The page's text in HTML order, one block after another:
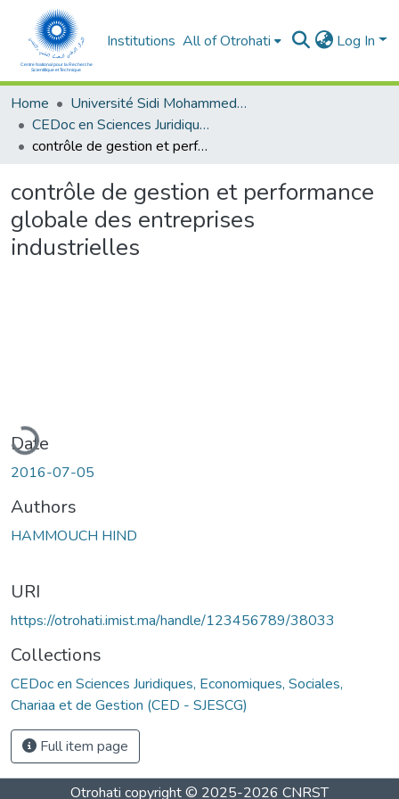
Institutions All of Otrohati Log In
Home
Université Sidi Mohammed Ben Abdellah - Fès
CEDoc en Sciences Juridiques, Economiques, Sociales, Chariaa et de Gestion (CED - SJESCG)
contrôle de gestion et performance globale des entreprises industrielles
contrôle de gestion et performance
globale des entreprises
industrielles
Date
2016-07-05
Authors
HAMMOUCH HIND
URI
https://otrohati.imist.ma/handle/123456789/38033
Collections
CEDoc en Sciences Juridiques, Economiques, Sociales,
Chariaa et de Gestion (CED - SJESCG)
Full item page
Otrohati copyright © 2025-2026 CNRST